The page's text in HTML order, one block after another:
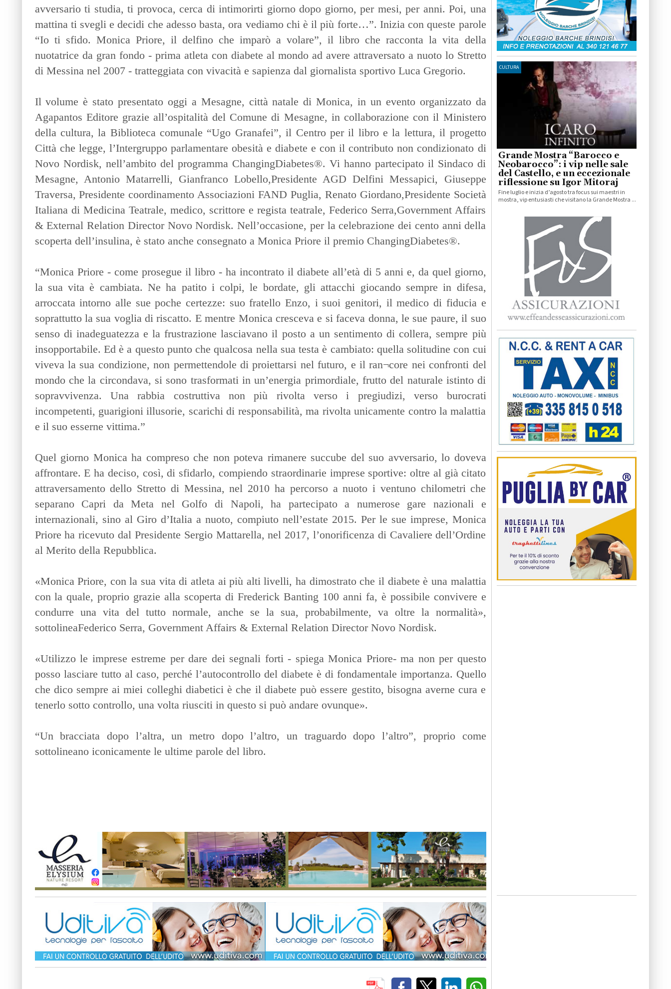
avversario ti studia, ti provoca, cerca di intimorirti giorno dopo giorno, per mesi, per anni. Poi, una
mattina ti svegli e decidi che adesso basta, ora vediamo chi è il più forte…”. Inizia con queste parole
“Io ti sfido. Monica Priore, il delfino che imparò a volare”, il libro che racconta la vita della
nuotatrice da gran fondo - prima atleta con diabete al mondo ad avere attraversato a nuoto lo Stretto
di Messina nel 2007 - tratteggiata con vivacità e sapienza dal giornalista sportivo Luca Gregorio.
Il volume è stato presentato oggi a Mesagne, città natale di Monica, in un evento organizzato da
Agapantos Editore grazie all’ospitalità del Comune di Mesagne, in collaborazione con il Ministero
della cultura, la Biblioteca comunale “Ugo Granafei”, il Centro per il libro e la lettura, il progetto
Città che legge, l’Intergruppo parlamentare obesità e diabete e con il contributo non condizionato di
Novo Nordisk, nell’ambito del programma ChangingDiabetes®. Vi hanno partecipato il Sindaco di
Mesagne, Antonio Matarrelli, Gianfranco Lobello,Presidente AGD Delfini Messapici, Giuseppe
Traversa, Presidente coordinamento Associazioni FAND Puglia, Renato Giordano,Presidente Società
Italiana di Medicina Teatrale, medico, scrittore e regista teatrale, Federico Serra,Government Affairs
& External Relation Director Novo Nordisk. Nell’occasione, per la celebrazione dei cento anni della
scoperta dell’insulina, è stato anche consegnato a Monica Priore il premio ChangingDiabetes®.
“Monica Priore - come prosegue il libro - ha incontrato il diabete all’età di 5 anni e, da quel giorno,
la sua vita è cambiata. Ne ha patito i colpi, le bordate, gli attacchi giocando sempre in difesa,
arroccata intorno alle sue poche certezze: suo fratello Enzo, i suoi genitori, il medico di fiducia e
soprattutto la sua voglia di riscatto. E mentre Monica cresceva e si faceva donna, le sue paure, il suo
senso di inadeguatezza e la frustrazione lasciavano il posto a un sentimento di collera, sempre più
insopportabile. Ed è a questo punto che qualcosa nella sua testa è cambiato: quella solitudine con cui
viveva la sua condizione, non permettendole di proiettarsi nel futuro, e il ran¬core nei confronti del
mondo che la circondava, si sono trasformati in un’energia primordiale, frutto del naturale istinto di
sopravvivenza. Una rabbia costruttiva non più rivolta verso i pregiudizi, verso burocrati
incompetenti, guarigioni illusorie, scarichi di responsabilità, ma rivolta unicamente contro la malattia
e il suo esserne vittima.”
Quel giorno Monica ha compreso che non poteva rimanere succube del suo avversario, lo doveva
affrontare. E ha deciso, così, di sfidarlo, compiendo straordinarie imprese sportive: oltre al già citato
attraversamento dello Stretto di Messina, nel 2010 ha percorso a nuoto i ventuno chilometri che
separano Capri da Meta nel Golfo di Napoli, ha partecipato a numerose gare nazionali e
internazionali, sino al Giro d’Italia a nuoto, compiuto nell’estate 2015. Per le sue imprese, Monica
Priore ha ricevuto dal Presidente Sergio Mattarella, nel 2017, l’onorificenza di Cavaliere dell’Ordine
al Merito della Repubblica.
«Monica Priore, con la sua vita di atleta ai più alti livelli, ha dimostrato che il diabete è una malattia
con la quale, proprio grazie alla scoperta di Frederick Banting 100 anni fa, è possibile convivere e
condurre una vita del tutto normale, anche se la sua, probabilmente, va oltre la normalità»,
sottolineaFederico Serra, Government Affairs & External Relation Director Novo Nordisk.
«Utilizzo le imprese estreme per dare dei segnali forti - spiega Monica Priore- ma non per questo
posso lasciare tutto al caso, perché l’autocontrollo del diabete è di fondamentale importanza. Quello
che dico sempre ai miei colleghi diabetici è che il diabete può essere gestito, bisogna averne cura e
tenerlo sotto controllo, una volta riusciti in questo si può andare ovunque».
“Un bracciata dopo l’altra, un metro dopo l’altro, un traguardo dopo l’altro”, proprio come
sottolineano iconicamente le ultime parole del libro.
CULTURA
Grande Mostra “Barocco e
Neobarocco”: i vip nelle sale
del Castello, e un eccezionale
riflessione su Igor Mitoraj
Fine luglio e inizia d’agosto tra focus sui maestri in
mostra, vip entusiasti che visitano la Grande Mostra ...